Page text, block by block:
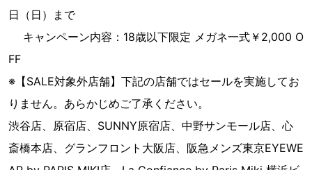
日（日）まで
キャンペーン内容：18歳以下限定 メガネ一式￥2,000 O
FF
※【SALE対象外店舗】下記の店舗ではセールを実施してお
りません。あらかじめご了承ください。
渋谷店、原宿店、SUNNY原宿店、中野サンモール店、心
斎橋本店、グランフロント大阪店、阪急メンズ東京EYEWE